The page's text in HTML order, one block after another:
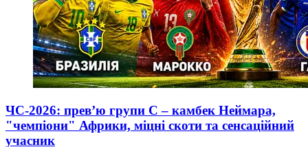
ЧС-2026: прев’ю групи C – камбек Неймара,
"чемпіони" Африки, міцні скоти та сенсаційний
учасник